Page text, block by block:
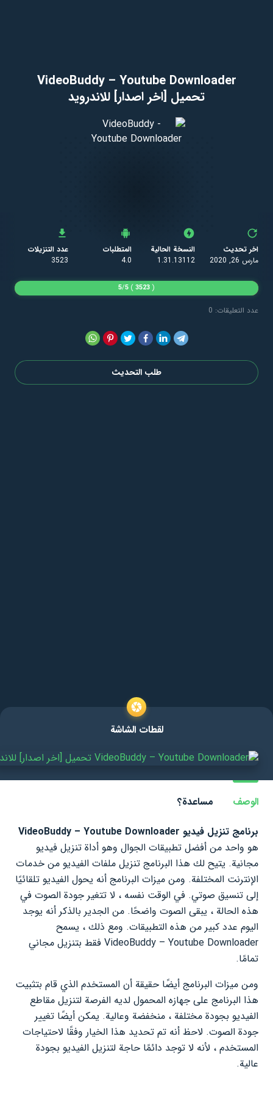
VideoBuddy – Youtube Downloader
تحميل [اخر اصدار] للاندرويد
اخر تحديث
مارس 26, 2020
النسخة الحالية
1.31.13112
المتطلبات
4.0
عدد التنزيلات
3523
عدد التعليقات: 0
(
3523
)
5/5
طلب التحديث
لقطات الشاشة
الوصف
مساعدة؟
برنامج تنزيل فيديو VideoBuddy – Youtube Downloader
هو واحد من أفضل تطبيقات الجوال وهو أداة تنزيل فيديو
مجانية. يتيح لك هذا البرنامج تنزيل ملفات الفيديو من خدمات
الإنترنت المختلفة. ومن ميزات البرنامج أنه يحول الفيديو تلقائيًا
إلى تنسيق صوتي. في الوقت نفسه ، لا تتغير جودة الصوت في
هذه الحالة ، يبقى الصوت واضحًا. من الجدير بالذكر أنه يوجد
اليوم عدد كبير من هذه التطبيقات. ومع ذلك ، يسمح
VideoBuddy – Youtube Downloader فقط بتنزيل مجاني
تمامًا.
ومن ميزات البرنامج أيضًا حقيقة أن المستخدم الذي قام بتثبيت
هذا البرنامج على جهازه المحمول لديه الفرصة لتنزيل مقاطع
الفيديو بجودة مختلفة ، منخفضة وعالية. يمكن أيضًا تغيير
جودة الصوت. لاحظ أنه تم تحديد هذا الخيار وفقًا لاحتياجات
المستخدم ، لأنه لا توجد دائمًا حاجة لتنزيل الفيديو بجودة
عالية.